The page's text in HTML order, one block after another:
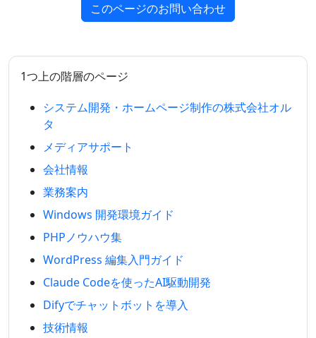
このページのお問い合わせ
1つ上の階層のページ
システム開発・ホームページ制作の株式会社オル
タ
メディアサポート
会社情報
業務案内
Windows 開発環境ガイド
PHPノウハウ集
WordPress 編集入門ガイド
Claude Codeを使ったAI駆動開発
Difyでチャットボットを導入
技術情報